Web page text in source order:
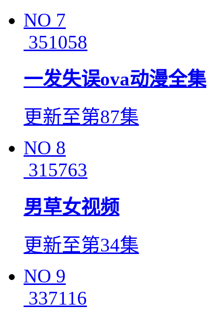
NO 7
351058
一发失误ova动漫全集
更新至第87集
NO 8
315763
男草女视频
更新至第34集
NO 9
337116